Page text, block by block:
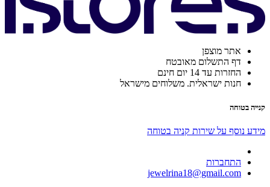
אתר מוצפן
דף התשלום מאובטח
החזרות עד 14 יום חינם
חנות ישראלית. משלוחים מישראל
קנייה בטוחה
מידע נוסף על שירות קניה בטוחה
התחברות
jewelrina18@gmail.com